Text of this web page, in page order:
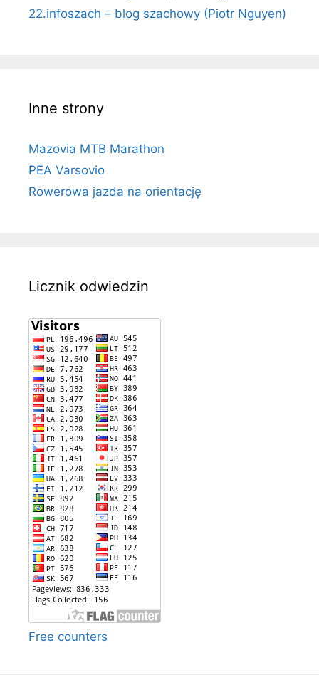
22.infoszach – blog szachowy (Piotr Nguyen)
Inne strony
Mazovia MTB Marathon
PEA Varsovio
Rowerowa jazda na orientację
Licznik odwiedzin
Free counters